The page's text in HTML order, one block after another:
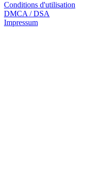
Conditions d'utilisation
DMCA / DSA
Impressum